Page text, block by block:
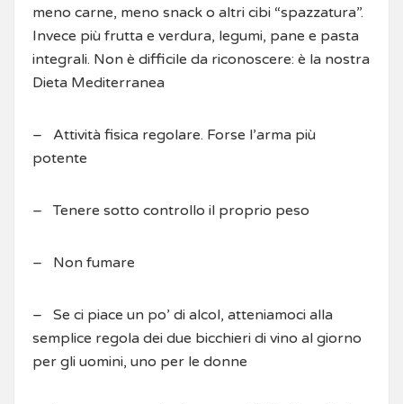
meno carne, meno snack o altri cibi “spazzatura”.
Invece più frutta e verdura, legumi, pane e pasta
integrali. Non è difficile da riconoscere: è la nostra
Dieta Mediterranea
– Attività fisica regolare. Forse l’arma più
potente
– Tenere sotto controllo il proprio peso
– Non fumare
– Se ci piace un po’ di alcol, atteniamoci alla
semplice regola dei due bicchieri di vino al giorno
per gli uomini, uno per le donne